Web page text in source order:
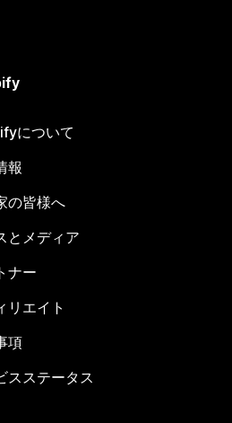
について
報
の皆様へ
とメディア
ナー
リエイト
項
スステータス